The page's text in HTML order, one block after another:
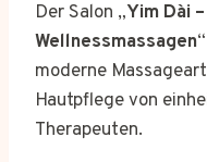
Der Salon „Yim Dài
Wellnessmassagen
moderne
Hautpflege von
Therapeuten.